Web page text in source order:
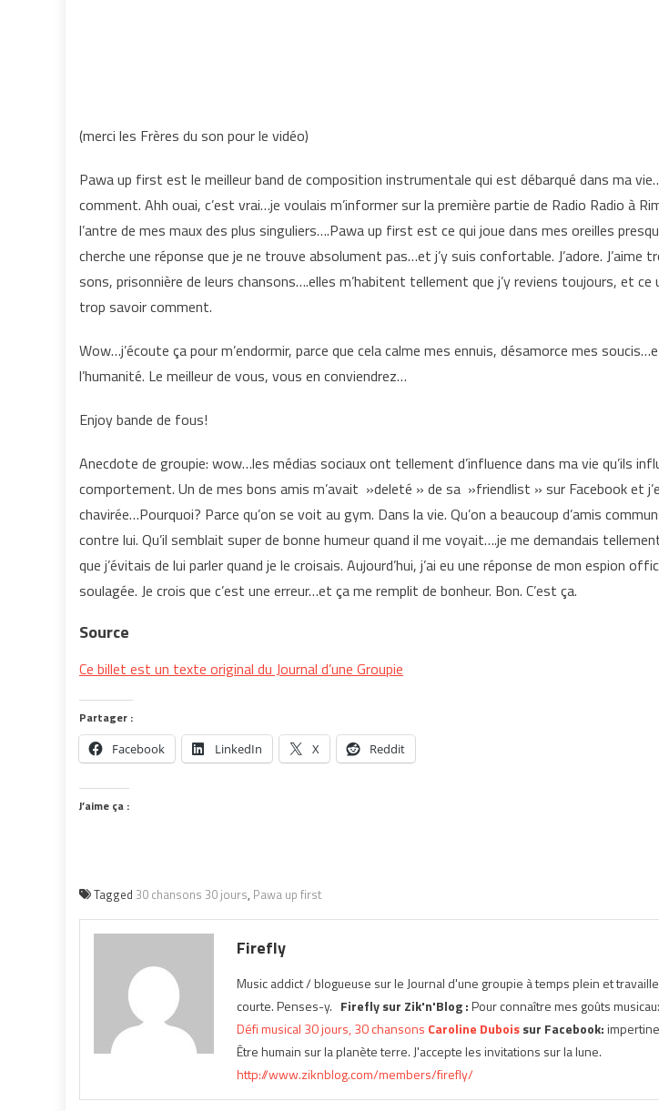
(merci les Frères du son pour le vidéo)
Pawa up first est le meilleur band de composition instrumentale qui est débarqué dans ma
comment. Ahh ouai, c’est vrai…je voulais m’informer sur la première partie de Radio Radio à
l’antre de mes maux des plus singuliers….Pawa up first est ce qui joue dans mes oreilles
cherche une réponse que je ne trouve absolument pas…et j’y suis confortable. J’adore. J’aime
sons, prisonnière de leurs chansons….elles m’habitent tellement que j’y reviens toujours, et
trop savoir comment.
Wow…j’écoute ça pour m’endormir, parce que cela calme mes ennuis, désamorce mes
l’humanité. Le meilleur de vous, vous en conviendrez…
Enjoy bande de fous!
Anecdote de groupie: wow…les médias sociaux ont tellement d’influence dans ma vie qu’ils
comportement. Un de mes bons amis m’avait »deleté » de sa »friendlist » sur Facebook et
chavirée…Pourquoi? Parce qu’on se voit au gym. Dans la vie. Qu’on a beaucoup d’amis
contre lui. Qu’il semblait super de bonne humeur quand il me voyait….je me demandais
que j’évitais de lui parler quand je le croisais. Aujourd’hui, j’ai eu une réponse de mon espion
soulagée. Je crois que c’est une erreur…et ça me remplit de bonheur. Bon. C’est ça.
Source
Ce billet est un texte original du Journal d’une Groupie
Partager :
Facebook LinkedIn X Reddit
J’aime ça :
Tagged 30 chansons 30 jours, Pawa up first
Firefly
Music addict / blogueuse sur le Journal d'une groupie à temps plein et
courte. Penses-y. Firefly sur Zik'n'Blog :Pour connaître mes goûts
Défi musical 30 jours, 30 chansons Caroline Duboissur Facebook:
Être humain sur la planète terre. J'accepte les invitations sur la lune.
http://www.ziknblog.com/members/firefly/